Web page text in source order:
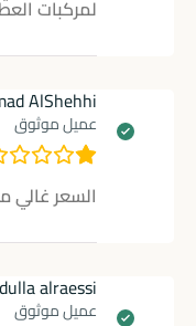
لمركبات
AlShehhi
عميل موثوق
السعر غالي
alraessi
عميل موثوق